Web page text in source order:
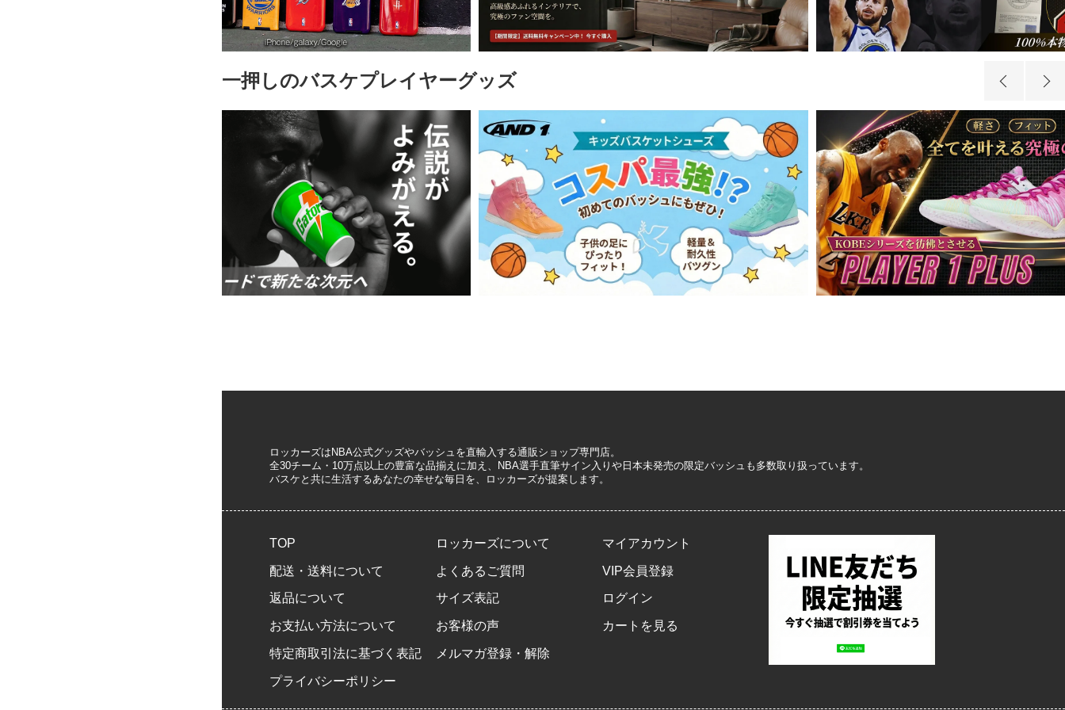
一押しのバスケプレイヤーグッズ
ロッカーズはNBA公式グッズやバッシュを直輸入する通販ショップ専門店。
全30チーム・10万点以上の豊富な品揃えに加え、NBA選手直筆サイン入りや日本未発売の限定バッシュも多数取り扱っています。
バスケと共に生活するあなたの幸せな毎日を、ロッカーズが提案します。
TOP
配送・送料について
返品について
お支払い方法について
特定商取引法に基づく表記
プライバシーポリシー
ロッカーズについて
よくあるご質問
サイズ表記
お客様の声
メルマガ登録・解除
マイアカウント
VIP会員登録
ログイン
カートを見る